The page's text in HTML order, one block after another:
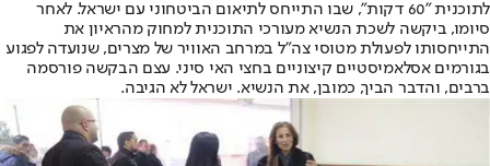
לתוכנית "60 דקות", שבו התייחס לתיאום הביטחוני עם ישראל. לאחר
סיומו, ביקשה לשכת הנשיא מעורכי התוכנית למחוק מהראיון את
התייחסותו לפעולת מטוסי צה"ל במרחב האוויר של מצרים, שנועדה לפגוע
בגורמים אסלאמיסטיים קיצוניים בחצי האי סיני. עצם הבקשה פורסמה
ברבים, והדבר הביך, כמובן, את הנשיא. ישראל לא הגיבה.